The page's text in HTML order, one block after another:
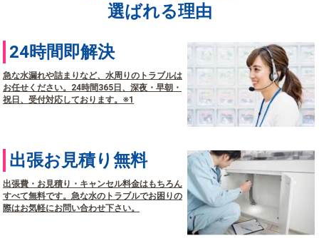
選ばれる理由
24時間即解決
急な水漏れや詰まりなど、水周りのトラブルは
お任せください。24時間365日、深夜・早朝・
祝日、受付対応しております。※1
出張お見積り無料
出張費・お見積り・キャンセル料金はもちろん
すべて無料です。急な水のトラブルでお困りの
際はお気軽にお問い合わせ下さい。